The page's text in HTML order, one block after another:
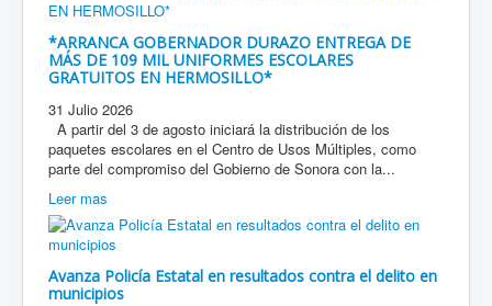
*ARRANCA GOBERNADOR DURAZO ENTREGA DE
MÁS DE 109 MIL UNIFORMES ESCOLARES
GRATUITOS EN HERMOSILLO*
31 Julio 2026
A partir del 3 de agosto iniciará la distribución de los
paquetes escolares en el Centro de Usos Múltiples, como
parte del compromiso del Gobierno de Sonora con la...
Leer mas
Avanza Policía Estatal en resultados contra el delito en
municipios